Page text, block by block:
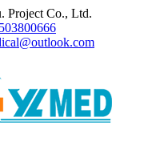
Project Co., Ltd.